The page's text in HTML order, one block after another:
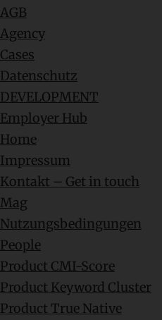
AGB
Agency
Cases
Datenschutz
DEVELOPMENT
Employer Hub
Home
Impressum
Kontakt – Get in touch
Mag
Nutzungsbedingungen
People
Product CMI-Score
Product Keyword Cluster
Product True Native